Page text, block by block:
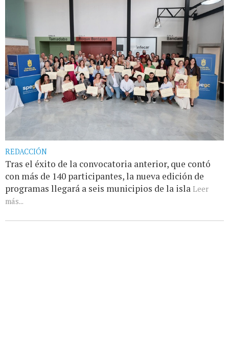
REDACCIÓN
Tras el éxito de la convocatoria anterior, que contó
con más de 140 participantes, la nueva edición de
programas llegará a seis municipios de la isla Leer
más...